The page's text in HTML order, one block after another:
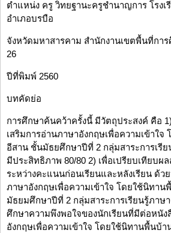
ตำแหน่ง ครู วิทยฐานะครูชำนาญการ โรง
อำเภอบรบือ
จังหวัดมหาสารคาม สำนักงานเขตพื้นที่กา
26
ปีที่พิมพ์ 2560
บทคัดย่อ
การศึกษาค้นคว้าครั้งนี้ มีวัตถุประสงค์ คือ
เสริมการอ่านภาษาอังกฤษเพื่อความเข้าใ
อีสาน ชั้นมัธยศึกษาปีที่ 2 กลุ่มสาระการเรีย
มีประสิทธิภาพ 80/80 2) เพื่อเปรียบเทียบผ
ระหว่างคะแนนก่อนเรียนและหลังเรียน ด้ว
ภาษาอังกฤษเพื่อความเข้าใจ โดยใช้นิทา
มัธยมศึกษาปีที่ 2 กลุ่มสาระการเรียนรู้ภาษา
ศึกษาความพึงพอใจของนักเรียนที่มีต่อหนัง
อังกฤษเพื่อความเข้าใจ โดยใช้นิทานพื้นบ้า